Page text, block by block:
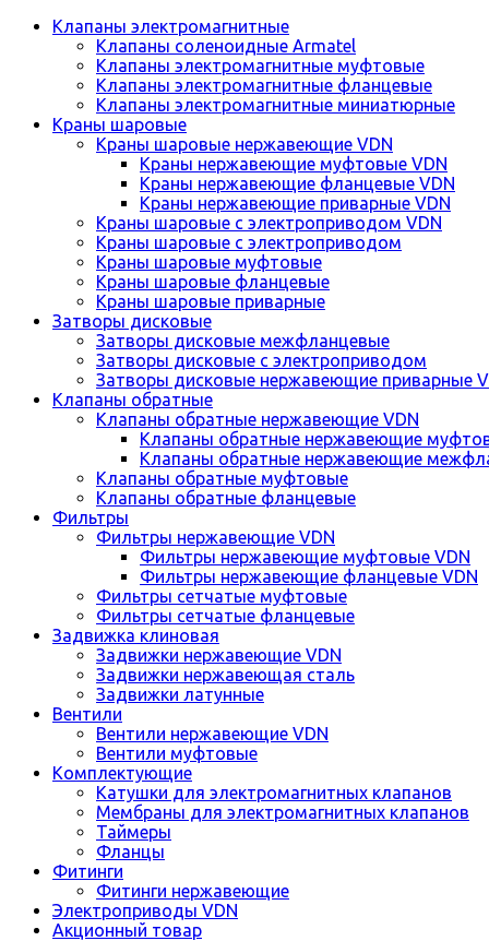
Клапаны электромагнитные
Клапаны соленоидные Armatel
Клапаны электромагнитные муфтовые
Клапаны электромагнитные фланцевые
Клапаны электромагнитные миниатюрные
Краны шаровые
Краны шаровые нержавеющие VDN
Краны нержавеющие муфтовые VDN
Краны нержавеющие фланцевые VDN
Краны нержавеющие приварные VDN
Краны шаровые с электроприводом VDN
Краны шаровые с электроприводом
Краны шаровые муфтовые
Краны шаровые фланцевые
Краны шаровые приварные
Затворы дисковые
Затворы дисковые межфланцевые
Затворы дисковые с электроприводом
Затворы дисковые нержавеющие приварные
Клапаны обратные
Клапаны обратные нержавеющие VDN
Клапаны обратные нержавеющие
Клапаны обратные нержавеющие
Клапаны обратные муфтовые
Клапаны обратные фланцевые
Фильтры
Фильтры нержавеющие VDN
Фильтры нержавеющие муфтовые VDN
Фильтры нержавеющие фланцевые VDN
Фильтры сетчатые муфтовые
Фильтры сетчатые фланцевые
Задвижка клиновая
Задвижки нержавеющие VDN
Задвижки нержавеющая сталь
Задвижки латунные
Вентили
Вентили нержавеющие VDN
Вентили муфтовые
Комплектующие
Катушки для электромагнитных клапанов
Мембраны для электромагнитных клапанов
Таймеры
Фланцы
Фитинги
Фитинги нержавеющие
Электроприводы VDN
Акционный товар